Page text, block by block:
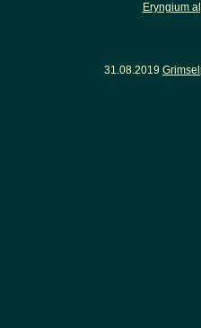
Eryngium
31.08.2019